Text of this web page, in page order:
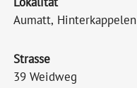
Aumatt, Hinterkappelen
Strasse
39 Weidweg